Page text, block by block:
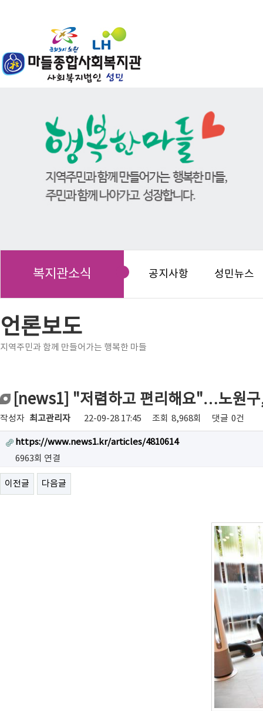
복지관소식 공지사항 성민뉴스
언론보도
지역주민과 함께 만들어가는 행복한 마들
[news1] "저렴하고 편리해요"…노원구
작성자 최고관리자 22-09-28 17:45 조회 8,968회 댓글 0건
https://www.news1.kr/articles/4810614
6963회 연결
이전글 다음글